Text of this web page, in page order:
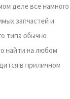
деле все намного
запчастей и
типа обычно
найти на любом
в приличном